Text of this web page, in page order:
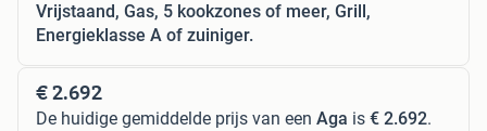
Vrijstaand, Gas, 5 kookzones of meer, Grill,
Energieklasse A of zuiniger.
€ 2.692
De huidige gemiddelde prijs van een Aga is € 2.692.